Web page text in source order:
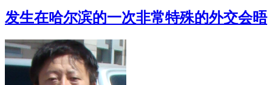
发生在哈尔滨的一次非常特殊的外交会晤